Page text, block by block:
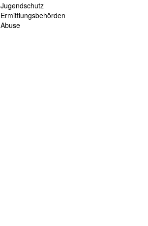
Jugendschutz
Ermittlungsbehörden
Abuse